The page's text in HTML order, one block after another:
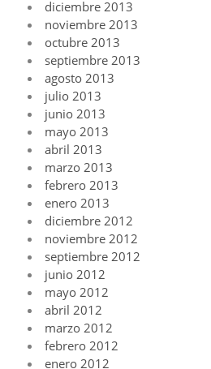
diciembre 2013
noviembre 2013
octubre 2013
septiembre 2013
agosto 2013
julio 2013
junio 2013
mayo 2013
abril 2013
marzo 2013
febrero 2013
enero 2013
diciembre 2012
noviembre 2012
septiembre 2012
junio 2012
mayo 2012
abril 2012
marzo 2012
febrero 2012
enero 2012